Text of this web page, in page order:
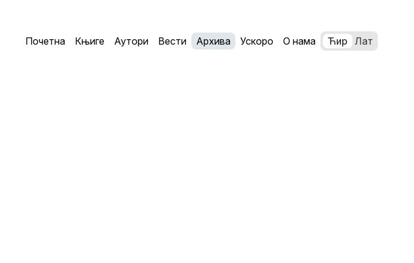
Почетна Књиге Аутори Вести Архива Ускоро О нама Ћир Лат